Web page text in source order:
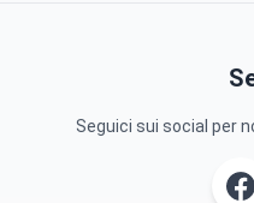
Seguici sui social per